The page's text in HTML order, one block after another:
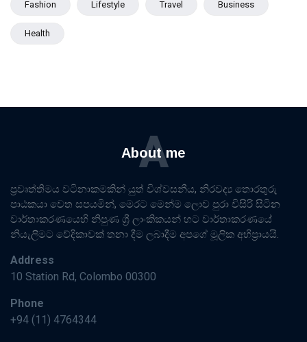
Fashion Lifestyle Travel Business
Health
About me
A
ප්‍රවෘත්තිමය වටිනාකමකින් යුත් විශ්වසනීය, නිරවද්‍ය තොරතුරු
පාඨකයා වෙත සපයමින්, මෙරට මෙන්ම ලොව පුරා විසිරි සිටින
වාර්තාකරණයෙහි නිපුණ ශ්‍රී ලාංකිකයන් හට වාර්තාකරණයේ
නියැලීමට වේදිකාවක් තනා දීම ලබාදීම අපගේ මූලික අභිප්‍රායයි.
Address
10 Station Rd, Colombo 00300
Phone
+94 (11) 4764344